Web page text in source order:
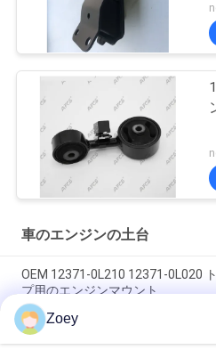
車のエンジンの土台
OEM 12371-0L210 12371-0L020
プ用のエンジンマウント
OEM 12361-31210 1236131210
用のエンジンマウント
Zoey